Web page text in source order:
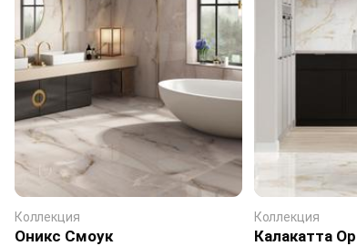
Коллекция
Оникс Смоук
Коллекция
Калакатта